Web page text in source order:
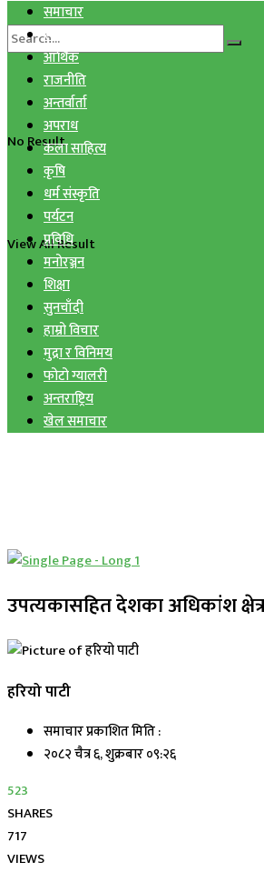
No Result
View All Result
समाचार
स्वास्थ्य
आर्थिक
राजनीति
अन्तर्वार्ता
अपराध
कला साहित्य
कृषि
धर्म संस्कृति
पर्यटन
प्रविधि
मनोरञ्जन
शिक्षा
सुनचाँदी
हाम्रो विचार
मुद्रा र विनिमय
फोटो ग्यालरी
अन्तराष्ट्रिय
खेल समाचार
उपत्यकासहित देशका अधिकांश
हरियो पाटी
समाचार प्रकाशित मिति :
२०८२ चैत्र ६, शुक्रबार ०९:२६
523
SHARES
717
VIEWS